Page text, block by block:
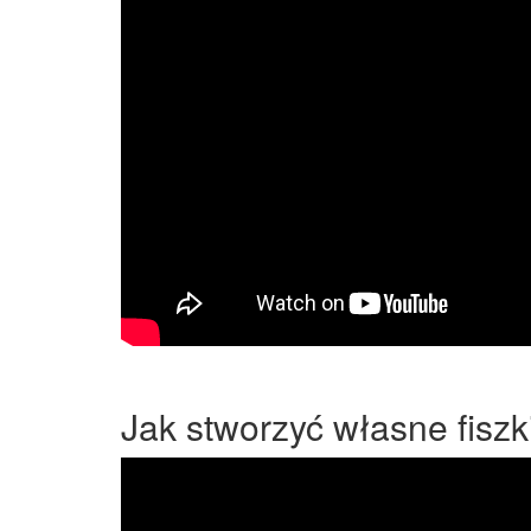
Jak stworzyć własne